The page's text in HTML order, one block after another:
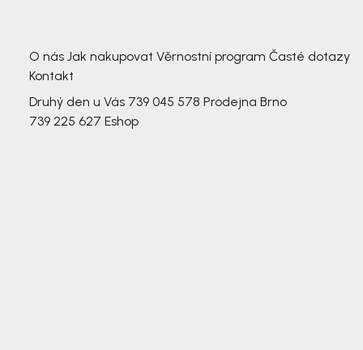
O nás Jak nakupovat Věrnostní program Časté dotazy
Kontakt
Druhý den u Vás 739 045 578 Prodejna Brno
739 225 627 Eshop